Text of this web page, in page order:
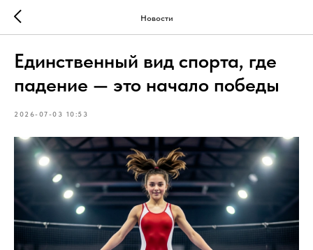
Новости
Единственный вид спорта, где
падение — это начало победы
2026-07-03 10:53